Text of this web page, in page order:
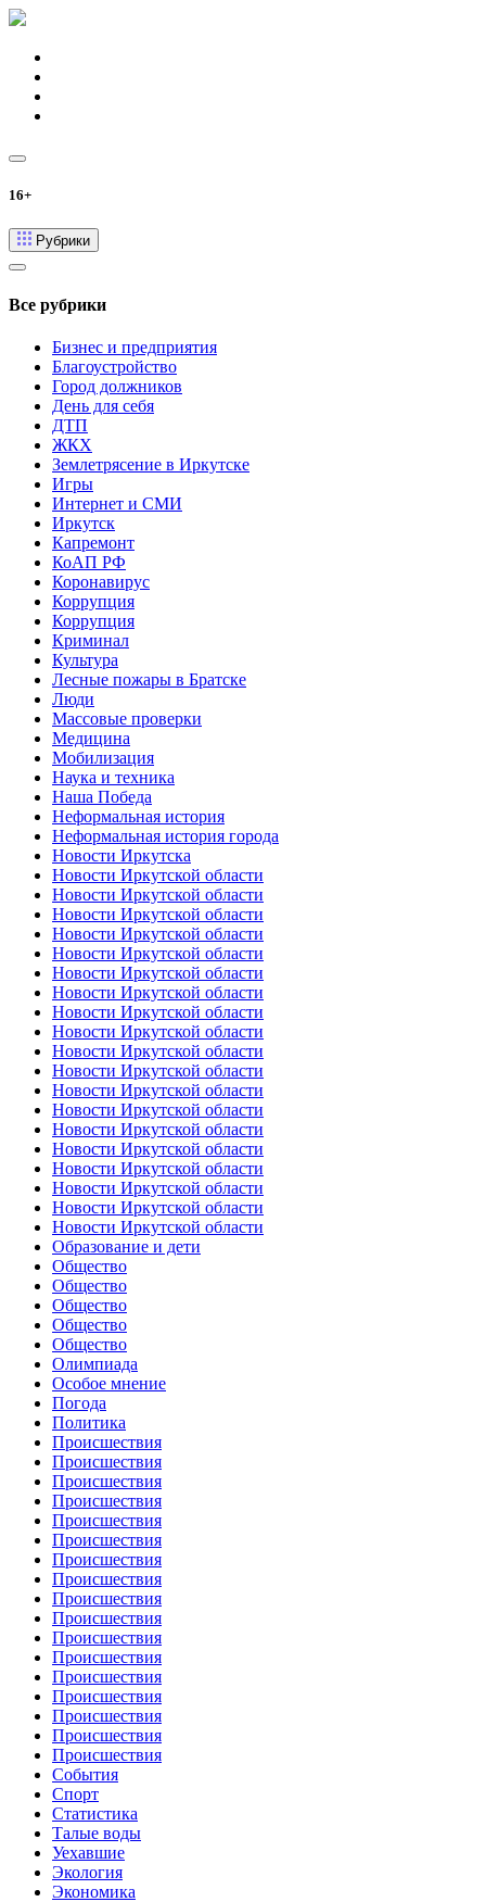
16+
Рубрики
Все рубрики
Бизнес и предприятия
Благоустройство
Город должников
День для себя
ДТП
ЖКХ
Землетрясение в Иркутске
Игры
Интернет и СМИ
Иркутск
Капремонт
КоАП РФ
Коронавирус
Коррупция
Коррупция
Криминал
Культура
Лесные пожары в Братске
Люди
Массовые проверки
Медицина
Мобилизация
Наука и техника
Наша Победа
Неформальная история
Неформальная история города
Новости Иркутска
Новости Иркутской области
Новости Иркутской области
Новости Иркутской области
Новости Иркутской области
Новости Иркутской области
Новости Иркутской области
Новости Иркутской области
Новости Иркутской области
Новости Иркутской области
Новости Иркутской области
Новости Иркутской области
Новости Иркутской области
Новости Иркутской области
Новости Иркутской области
Новости Иркутской области
Новости Иркутской области
Новости Иркутской области
Новости Иркутской области
Новости Иркутской области
Образование и дети
Общество
Общество
Общество
Общество
Общество
Олимпиада
Особое мнение
Погода
Политика
Происшествия
Происшествия
Происшествия
Происшествия
Происшествия
Происшествия
Происшествия
Происшествия
Происшествия
Происшествия
Происшествия
Происшествия
Происшествия
Происшествия
Происшествия
Происшествия
Происшествия
События
Спорт
Статистика
Талые воды
Уехавшие
Экология
Экономика